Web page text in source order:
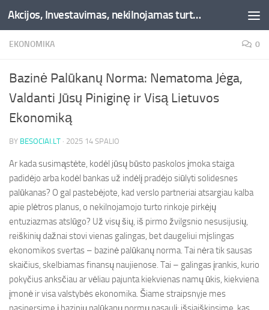
Skip to content Akcijos, Investavimas, nekilnojamas turtas, kriptovaliutos - Besociai.lt
EKONOMIKA 0
Bazinė Palūkanų Norma: Nematoma Jėga,
Valdanti Jūsų Piniginę ir Visą Lietuvos
Ekonomiką
BY BESOCIAI.LT · 2025 14 SPALIO
Ar kada susimąstėte, kodėl jūsų būsto paskolos įmoka staiga
padidėjo arba kodėl bankas už indėlį pradėjo siūlyti solidesnes
palūkanas? O gal pastebėjote, kad verslo partneriai atsargiau kalba
apie plėtros planus, o nekilnojamojo turto rinkoje pirkėjų
entuziazmas atslūgo? Už visų šių, iš pirmo žvilgsnio nesusijusių,
reiškinių dažnai stovi vienas galingas, bet daugeliui mįslingas
ekonomikos svertas – bazinė palūkanų norma. Tai nėra tik sausas
skaičius, skelbiamas finansų naujienose. Tai – galingas įrankis, kurio
pokyčius anksčiau ar vėliau pajunta kiekvienas namų ūkis, kiekviena
įmonė ir visa valstybės ekonomika. Šiame straipsnyje mes